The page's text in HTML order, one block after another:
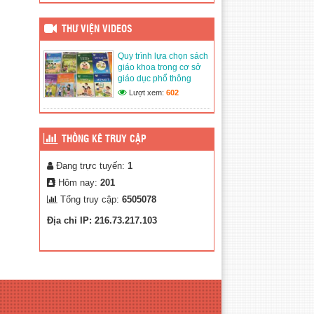
dục phổ thông
Thư Viện Ảnh
(02/03/2020)
THƯ VIỆN VIDEOS
Quy trình lựa chọn sách
giáo khoa trong cơ sở
giáo dục phổ thông
Lượt xem: 602
THỐNG KÊ TRUY CẬP
Đang trực tuyến: 1
Hôm nay: 201
Tổng truy cập: 6505078
Địa chỉ IP: 216.73.217.103